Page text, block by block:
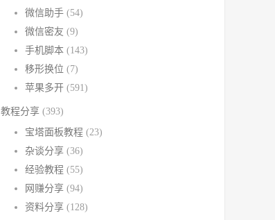
微信助手 (54)
微信密友 (9)
手机脚本 (143)
移形换位 (7)
苹果多开 (591)
教程分享 (393)
宝塔面板教程 (23)
杂谈分享 (36)
经验教程 (55)
网赚分享 (94)
资料分享 (128)